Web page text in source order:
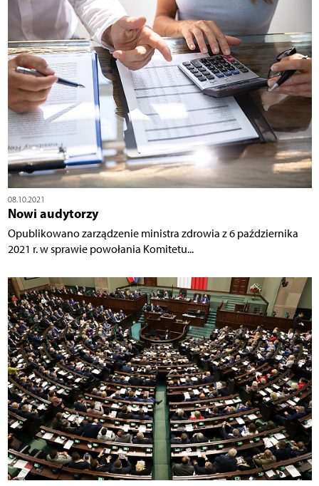
08.10.2021
Nowi audytorzy
Opublikowano zarządzenie ministra zdrowia z 6 października
2021 r. w sprawie powołania Komitetu...